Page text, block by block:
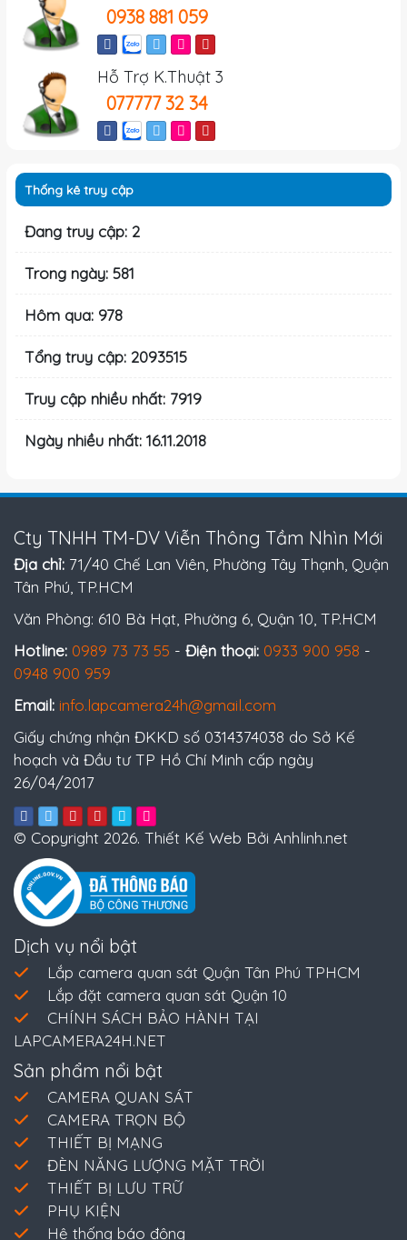
0938 881 059
Hỗ Trợ K.Thuật 3
077777 32 34
Thống kê truy cập
Đang truy cập: 2
Trong ngày: 581
Hôm qua: 978
Tổng truy cập: 2093515
Truy cập nhiều nhất: 7919
Ngày nhiều nhất: 16.11.2018
Cty TNHH TM-DV Viễn Thông Tầm Nhìn Mới
Địa chỉ: 71/40 Chế Lan Viên, Phường Tây Thạnh, Quận
Tân Phú, TP.HCM
Văn Phòng: 610 Bà Hạt, Phường 6, Quận 10, TP.HCM
Hotline: 0989 73 73 55 - Điện thoại: 0933 900 958 -
0948 900 959
Email: info.lapcamera24h@gmail.com
Giấy chứng nhận ĐKKD số 0314374038 do Sở Kế
hoạch và Đầu tư TP Hồ Chí Minh cấp ngày
26/04/2017
© Copyright 2026. Thiết Kế Web Bởi Anhlinh.net
Dịch vụ nổi bật
Lắp camera quan sát Quận Tân Phú TPHCM
Lắp đặt camera quan sát Quận 10
CHÍNH SÁCH BẢO HÀNH TẠI
LAPCAMERA24H.NET
Sản phẩm nổi bật
CAMERA QUAN SÁT
CAMERA TRỌN BỘ
THIẾT BỊ MẠNG
ĐÈN NĂNG LƯỢNG MẶT TRỜI
THIẾT BỊ LƯU TRỮ
PHỤ KIỆN
Hệ thống báo động